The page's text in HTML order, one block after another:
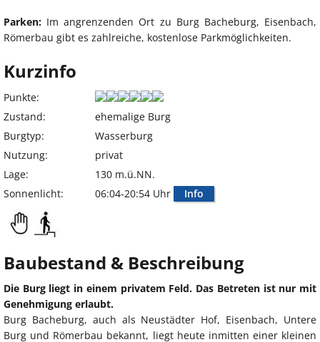
Parken: Im angrenzenden Ort zu Burg Bacheburg, Eisenbach,
Römerbau gibt es zahlreiche, kostenlose Parkmöglichkeiten.
Kurzinfo
Punkte:
Zustand:
ehemalige Burg
Burgtyp:
Wasserburg
Nutzung:
privat
Lage:
130 m.ü.NN.
Sonnenlicht:
06:04-20:54 Uhr Info
Baubestand & Beschreibung
Die Burg liegt in einem privatem Feld. Das Betreten ist nur mit
Genehmigung erlaubt.
Burg Bacheburg, auch als Neustädter Hof, Eisenbach, Untere
Burg und Römerbau bekannt, liegt heute inmitten einer kleinen